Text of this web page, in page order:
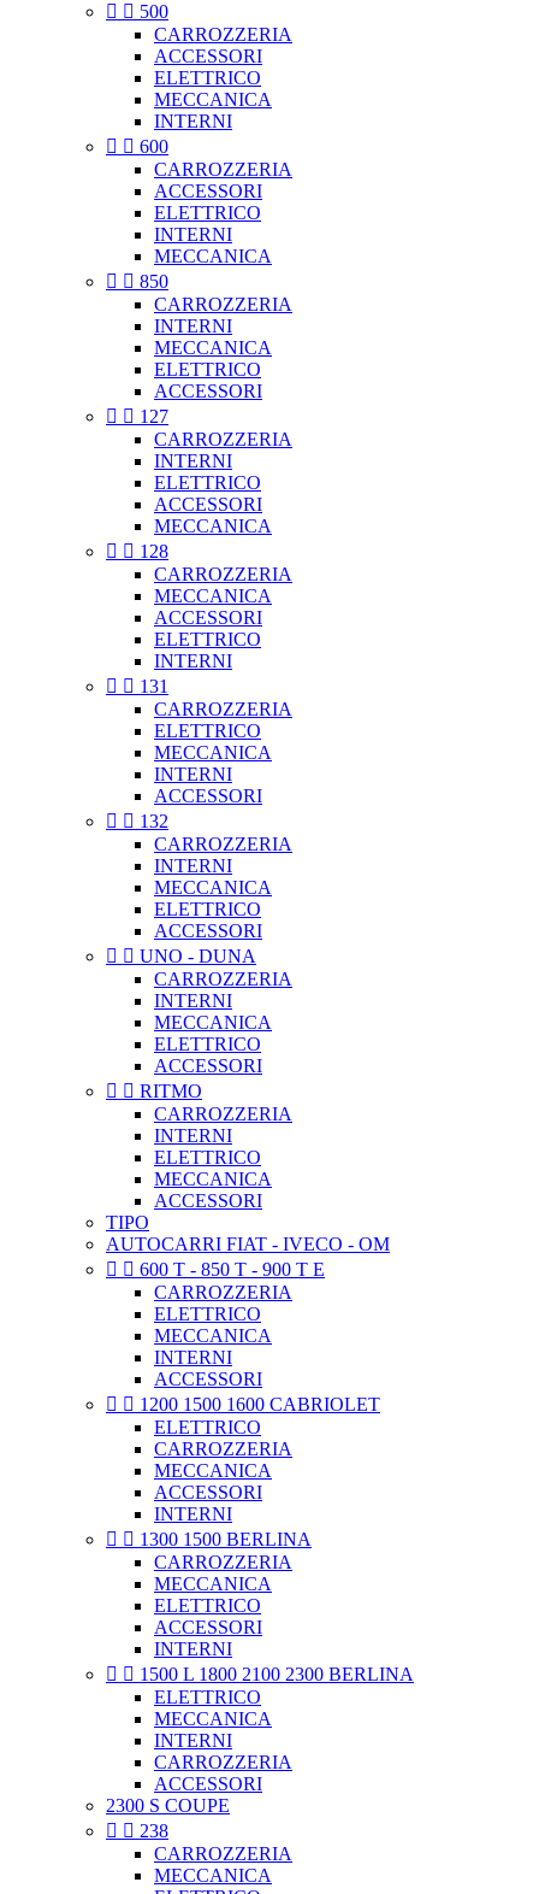
  500
CARROZZERIA
ACCESSORI
ELETTRICO
MECCANICA
INTERNI
  600
CARROZZERIA
ACCESSORI
ELETTRICO
INTERNI
MECCANICA
  850
CARROZZERIA
INTERNI
MECCANICA
ELETTRICO
ACCESSORI
  127
CARROZZERIA
INTERNI
ELETTRICO
ACCESSORI
MECCANICA
  128
CARROZZERIA
MECCANICA
ACCESSORI
ELETTRICO
INTERNI
  131
CARROZZERIA
ELETTRICO
MECCANICA
INTERNI
ACCESSORI
  132
CARROZZERIA
INTERNI
MECCANICA
ELETTRICO
ACCESSORI
  UNO - DUNA
CARROZZERIA
INTERNI
MECCANICA
ELETTRICO
ACCESSORI
  RITMO
CARROZZERIA
INTERNI
ELETTRICO
MECCANICA
ACCESSORI
TIPO
AUTOCARRI FIAT - IVECO - OM
  600 T - 850 T - 900 T E
CARROZZERIA
ELETTRICO
MECCANICA
INTERNI
ACCESSORI
  1200 1500 1600 CABRIOLET
ELETTRICO
CARROZZERIA
MECCANICA
ACCESSORI
INTERNI
  1300 1500 BERLINA
CARROZZERIA
MECCANICA
ELETTRICO
ACCESSORI
INTERNI
  1500 L 1800 2100 2300 BERLINA
ELETTRICO
MECCANICA
INTERNI
CARROZZERIA
ACCESSORI
2300 S COUPE
  238
CARROZZERIA
MECCANICA